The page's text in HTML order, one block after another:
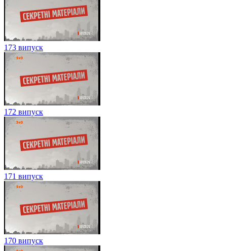
173 випуск
172 випуск
171 випуск
170 випуск